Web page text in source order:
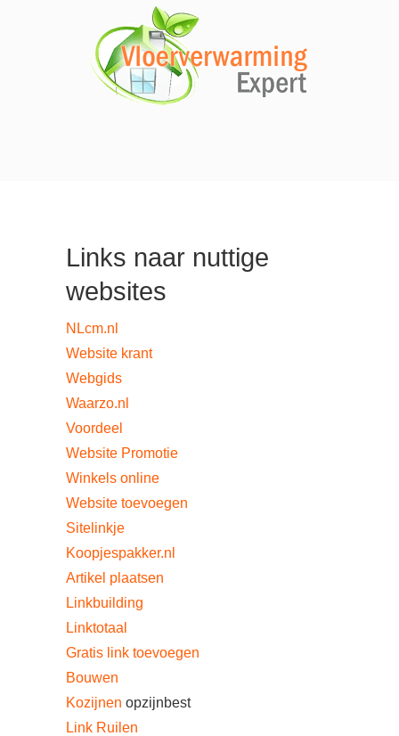
Links naar nuttige
websites
NLcm.nl
Website krant
Webgids
Waarzo.nl
Voordeel
Website Promotie
Winkels online
Website toevoegen
Sitelinkje
Koopjespakker.nl
Artikel plaatsen
Linkbuilding
Linktotaal
Gratis link toevoegen
Bouwen
Kozijnen opzijnbest
Link Ruilen